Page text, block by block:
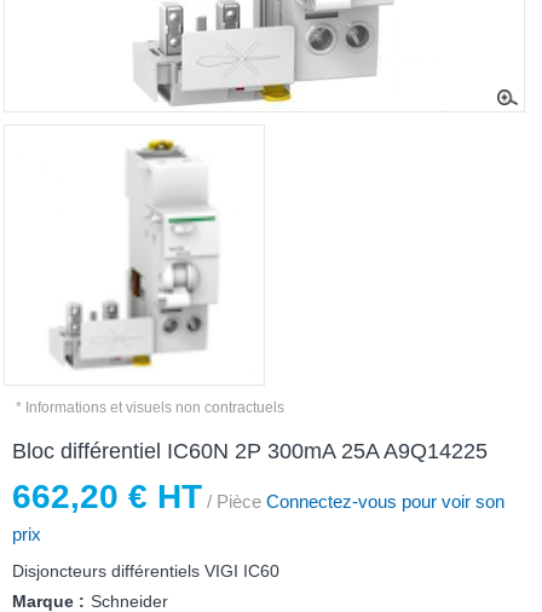
* Informations et visuels non contractuels
Bloc différentiel IC60N 2P 300mA 25A A9Q14225
662,20 € HT / Pièce Connectez-vous pour voir son
prix
Disjoncteurs différentiels VIGI IC60
Marque : Schneider